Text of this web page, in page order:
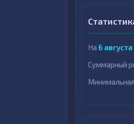
На 6
Суммарный